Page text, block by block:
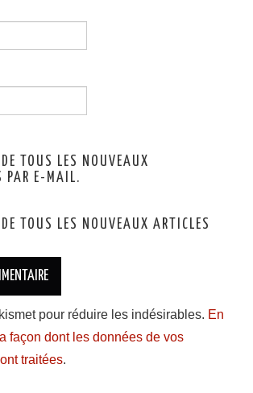
TOUS LES NOUVEAUX
PAR E-MAIL.
TOUS LES NOUVEAUX ARTICLES
pour réduire les indésirables. En
façon dont les données de vos
traitées.